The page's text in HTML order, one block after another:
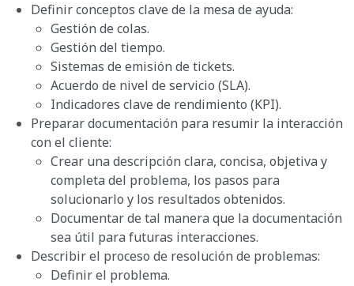
Definir conceptos clave de la mesa de ayuda:
Gestión de colas.
Gestión del tiempo.
Sistemas de emisión de tickets.
Acuerdo de nivel de servicio (SLA).
Indicadores clave de rendimiento (KPI).
Preparar documentación para resumir la interacción
con el cliente:
Crear una descripción clara, concisa, objetiva y
completa del problema, los pasos para
solucionarlo y los resultados obtenidos.
Documentar de tal manera que la documentación
sea útil para futuras interacciones.
Describir el proceso de resolución de problemas:
Definir el problema.